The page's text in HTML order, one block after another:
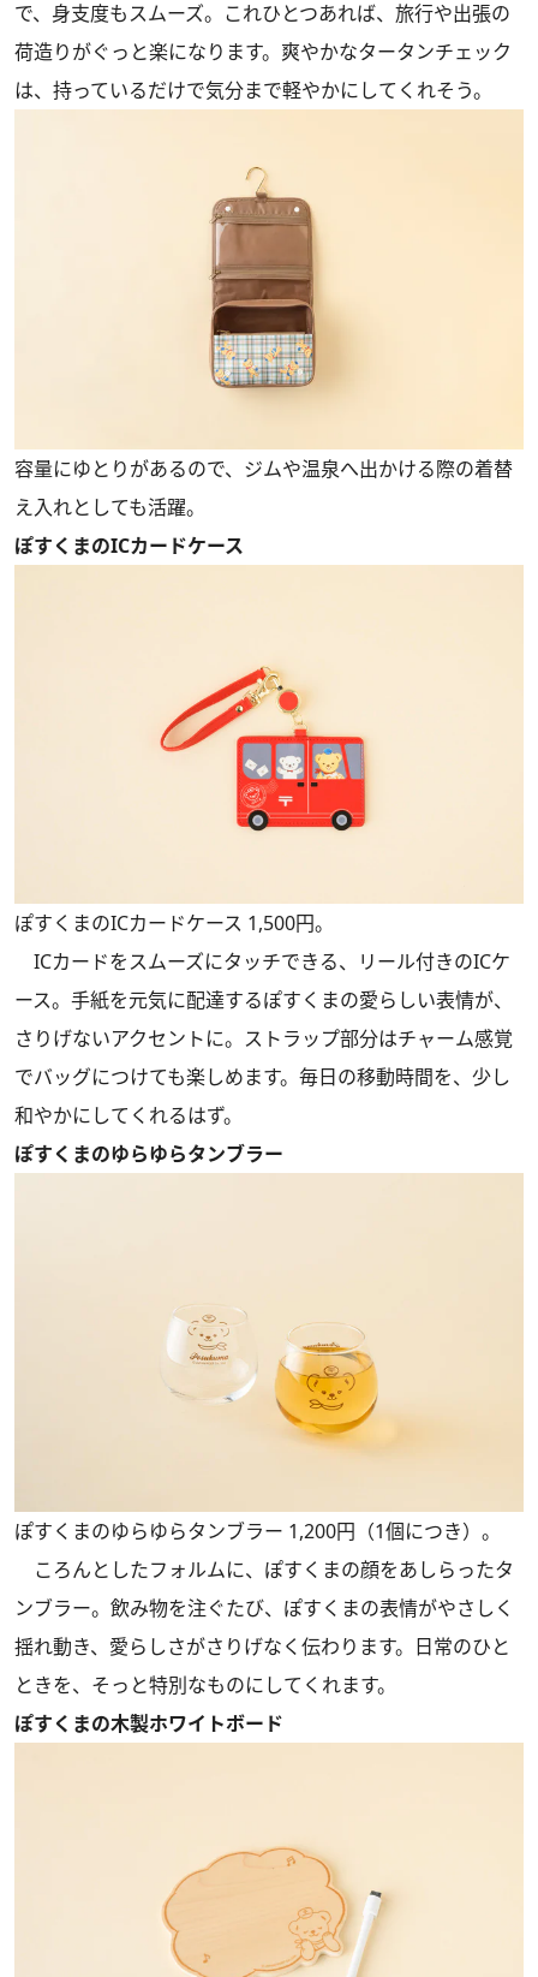
で、身支度もスムーズ。これひとつあれば、旅行や出張の
荷造りがぐっと楽になります。爽やかなタータンチェック
は、持っているだけで気分まで軽やかにしてくれそう。
容量にゆとりがあるので、ジムや温泉へ出かける際の着替
え入れとしても活躍。
ぽすくまのICカードケース
ぽすくまのICカードケース 1,500円。
ICカードをスムーズにタッチできる、リール付きのICケ
ース。手紙を元気に配達するぽすくまの愛らしい表情が、
さりげないアクセントに。ストラップ部分はチャーム感覚
でバッグにつけても楽しめます。毎日の移動時間を、少し
和やかにしてくれるはず。
ぽすくまのゆらゆらタンブラー
ぽすくまのゆらゆらタンブラー 1,200円（1個につき）。
ころんとしたフォルムに、ぽすくまの顔をあしらったタ
ンブラー。飲み物を注ぐたび、ぽすくまの表情がやさしく
揺れ動き、愛らしさがさりげなく伝わります。日常のひと
ときを、そっと特別なものにしてくれます。
ぽすくまの木製ホワイトボード